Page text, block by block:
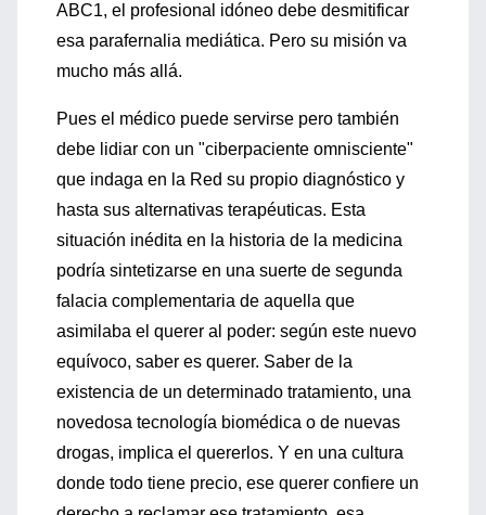
ABC1, el profesional idóneo debe desmitificar
esa parafernalia mediática. Pero su misión va
mucho más allá.
Pues el médico puede servirse pero también
debe lidiar con un "ciberpaciente omnisciente"
que indaga en la Red su propio diagnóstico y
hasta sus alternativas terapéuticas. Esta
situación inédita en la historia de la medicina
podría sintetizarse en una suerte de segunda
falacia complementaria de aquella que
asimilaba el querer al poder: según este nuevo
equívoco, saber es querer. Saber de la
existencia de un determinado tratamiento, una
novedosa tecnología biomédica o de nuevas
drogas, implica el quererlos. Y en una cultura
donde todo tiene precio, ese querer confiere un